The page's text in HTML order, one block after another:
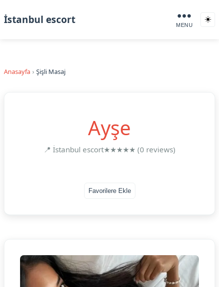
İstanbul escort ●●●
MENU
☀️
Anasayfa Şişli Masaj
Ayşe
📍 İstanbul escort★★★★★ (0 reviews)
Favorilere Ekle